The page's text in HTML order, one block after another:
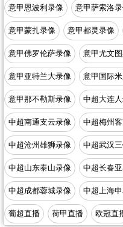
意甲恩波利录像 意甲萨索洛
意甲蒙扎录像 意甲都灵录像
意甲佛罗伦萨录像 意甲尤文
意甲亚特兰大录像 意甲国际
意甲那不勒斯录像 中超大连
中超南通支云录像 中超梅州
中超沧州雄狮录像 中超武汉
中超山东泰山录像 中超长春
中超成都蓉城录像 中超上海
葡超直播 荷甲直播 欧冠直